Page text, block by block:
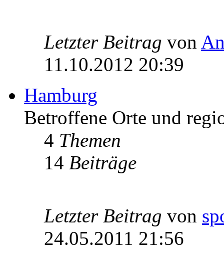
Letzter Beitrag von
11.10.2012 20:39
Hamburg
Betroffene Orte und
4 Themen
14 Beiträge
Letzter Beitrag von
24.05.2011 21:56